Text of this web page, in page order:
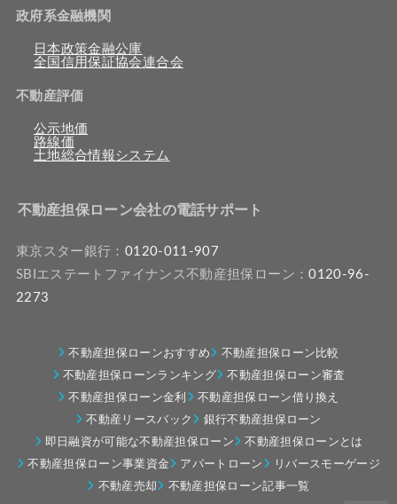
政府系金融機関
日本政策金融公庫
全国信用保証協会連合会
不動産評価
公示地価
路線価
土地総合情報システム
不動産担保ローン会社の電話サポート
東京スター銀行： 0120-011-907
SBIエステートファイナンス不動産担保ローン：0120-96-
2273
不動産担保ローンおすすめ
不動産担保ローン比較
不動産担保ローンランキング
不動産担保ローン審査
不動産担保ローン金利
不動産担保ローン借り換え
不動産リースバック
銀行不動産担保ローン
即日融資が可能な不動産担保ローン
不動産担保ローンとは
不動産担保ローン事業資金
アパートローン
リバースモーゲージ
不動産売却
不動産担保ローン記事一覧